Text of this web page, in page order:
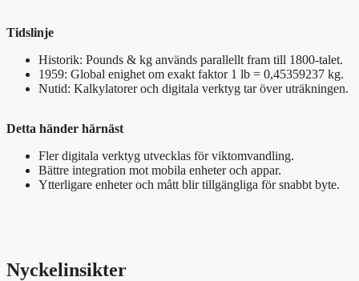
Tidslinje
Historik: Pounds & kg används parallellt fram till 1800-talet.
1959: Global enighet om exakt faktor 1 lb = 0,45359237 kg.
Nutid: Kalkylatorer och digitala verktyg tar över uträkningen.
Detta händer härnäst
Fler digitala verktyg utvecklas för viktomvandling.
Bättre integration mot mobila enheter och appar.
Ytterligare enheter och mått blir tillgängliga för snabbt byte.
Nyckelinsikter